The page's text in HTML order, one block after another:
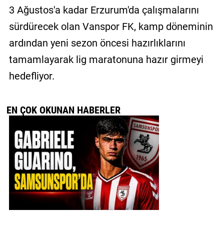
3 Ağustos'a kadar Erzurum'da çalışmalarını
sürdürecek olan Vanspor FK, kamp döneminin
ardından yeni sezon öncesi hazırlıklarını
tamamlayarak lig maratonuna hazır girmeyi
hedefliyor.
EN ÇOK OKUNAN HABERLER